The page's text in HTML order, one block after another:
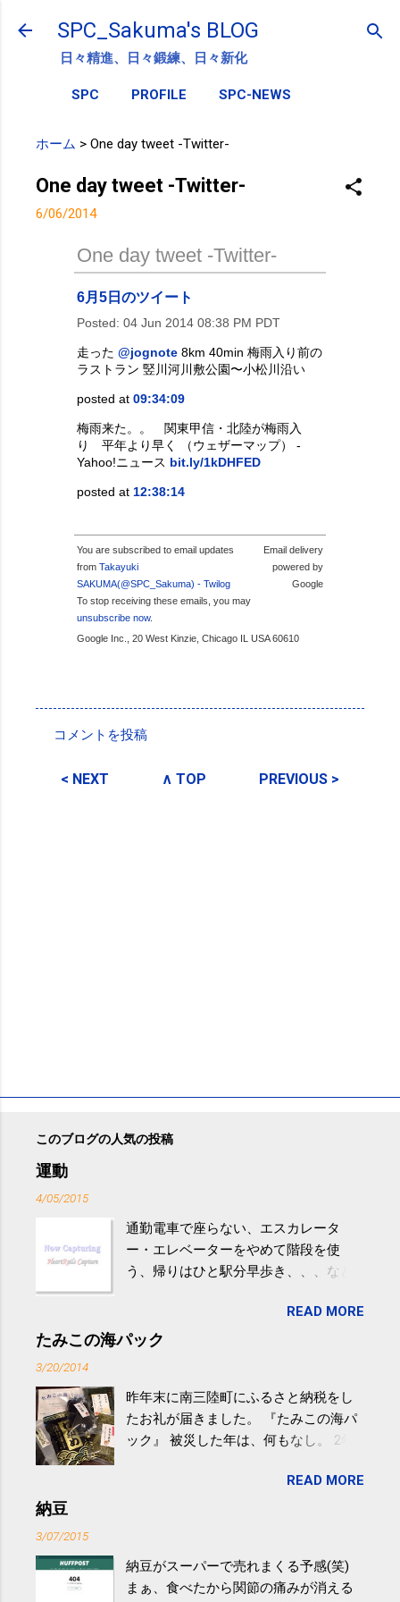
スキップしてメイン コンテンツに移動
SPC_Sakuma's BLOG
日々精進、日々鍛練、日々新化
SPC PROFILE SPC-NEWS
ホーム > One day tweet -Twitter-
One day tweet -Twitter-
6/06/2014
One day tweet -Twitter-
6月5日のツイート
Posted: 04 Jun 2014 08:38 PM PDT
走った @jognote 8km 40min 梅雨入り前の
ラストラン 竪川河川敷公園〜小松川沿い
posted at 09:34:09
梅雨来た。。 関東甲信・北陸が梅雨入
り 平年より早く （ウェザーマップ） -
Yahoo!ニュース bit.ly/1kDHFED
posted at 12:38:14
You are subscribed to email updates
from Takayuki
SAKUMA(@SPC_Sakuma) - Twilog
To stop receiving these emails, you may
unsubscribe now.
Email delivery
powered by
Google
Google Inc., 20 West Kinzie, Chicago IL USA 60610
メ
コメントを投稿
< NEXT ∧ TOP PREVIOUS >
このブログの人気の投稿
運動
4/05/2015
通勤電車で座らない、エスカレータ
ー・エレベーターをやめて階段を使
う、帰りはひと駅分早歩き、、、など
やすい。 スポーツウェア・シューズで
するものだけが運動ではない。 食べ
けると改善する、との結果を筑波大の
研究チームが発表した。改善が期待で
きるのは、過度の飲酒が原因ではない
減らなくても効果があるという。 正田
波大「減量しなくても効果」 - ニュー
ス - アピタル（医療・健康）
READ MORE
たみこの海パック
3/20/2014
昨年末に南三陸町にふるさと納税をし
たお礼が届きました。 『たみこの海パ
ック』 被災した年は、何もなし。 2年
が『たみこの海パック』。 ボランティ
全く考えていなかったので、貰えると
少しづつ復興してる感が伝わってきて
READ MORE
納豆
3/07/2015
納豆がスーパーで売れまくる予感(笑)
まぁ、食べたから関節の痛みが消える